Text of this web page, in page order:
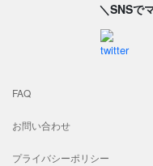
＼SNSで
FAQ
お問い合わせ
プライバシーポリシー